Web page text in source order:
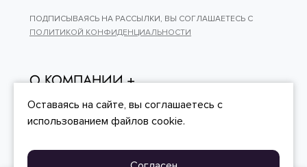
ПОДПИСЫВАЯСЬ НА РАССЫЛКИ, ВЫ СОГЛАШАЕТЕСЬ С
ПОЛИТИКОЙ КОНФИДЕНЦИАЛЬНОСТИ
О КОМПАНИИ
ОНЛАЙН - ПОКУПКИ
КЛИЕНТСКИЙ СЕРВИС
Оставаясь на сайте, вы соглашаетесь с
использованием файлов cookie.